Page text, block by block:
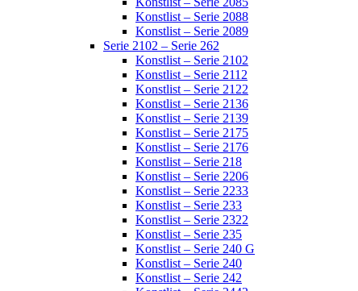
Konstlist – Serie 2088
Konstlist – Serie 2089
Serie 2102 – Serie 262
Konstlist – Serie 2102
Konstlist – Serie 2112
Konstlist – Serie 2122
Konstlist – Serie 2136
Konstlist – Serie 2139
Konstlist – Serie 2175
Konstlist – Serie 2176
Konstlist – Serie 218
Konstlist – Serie 2206
Konstlist – Serie 2233
Konstlist – Serie 233
Konstlist – Serie 2322
Konstlist – Serie 235
Konstlist – Serie 240 G
Konstlist – Serie 240
Konstlist – Serie 242